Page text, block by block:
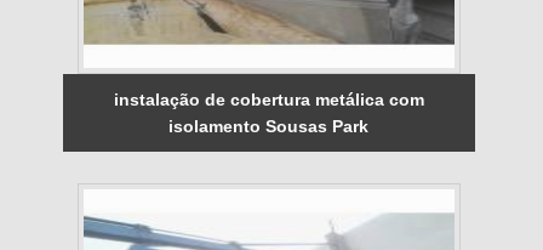
instalação de cobertura metálica com
isolamento Sousas Park